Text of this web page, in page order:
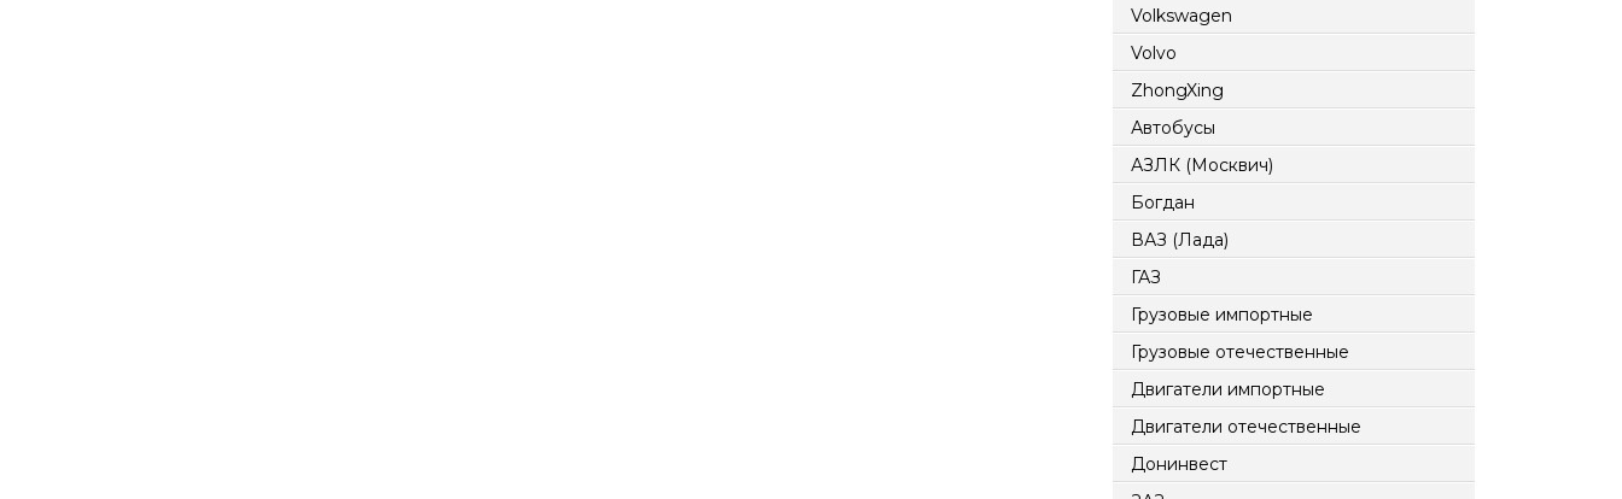
Volkswagen
Volvo
ZhongXing
Автобусы
АЗЛК (Москвич)
Богдан
ВАЗ (Лада)
ГАЗ
Грузовые импортные
Грузовые отечественные
Двигатели импортные
Двигатели отечественные
Донинвест